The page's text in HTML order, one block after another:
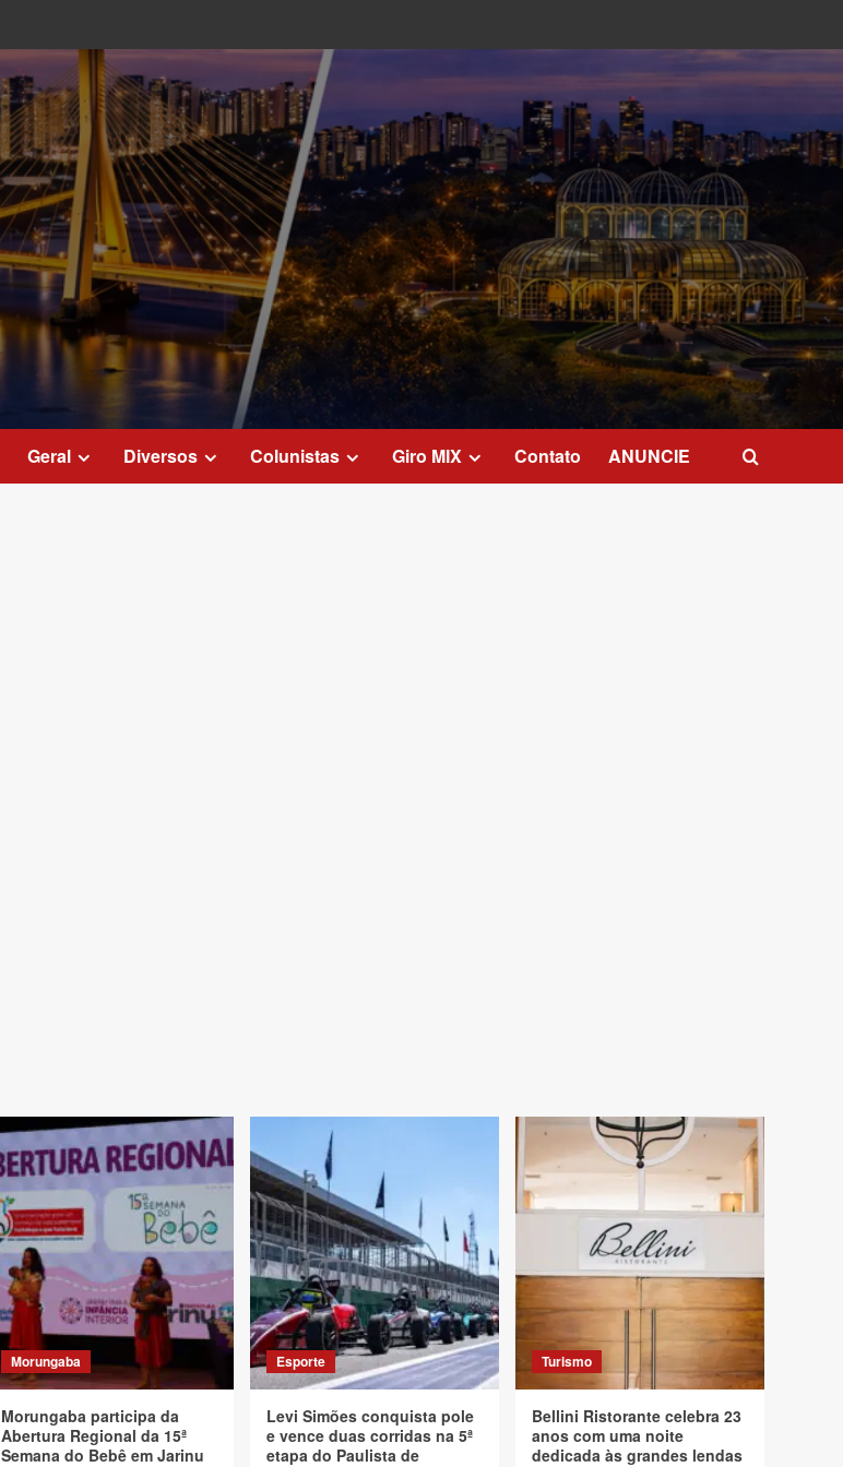
Geral Diversos Colunistas Giro MIX Contato ANUNCIE
Morungaba
Morungaba participa da
Abertura Regional da 15ª
Semana do Bebê em Jarinu
Esporte
Levi Simões conquista pole
e vence duas corridas na 5ª
etapa do Paulista de
Turismo
Bellini Ristorante celebra 23
anos com uma noite
dedicada às grandes lendas